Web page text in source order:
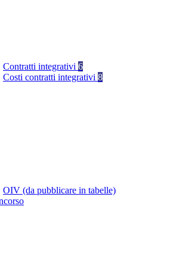
Contratti integrativi 6
Costi contratti integrativi 8
OIV (da pubblicare in tabelle)